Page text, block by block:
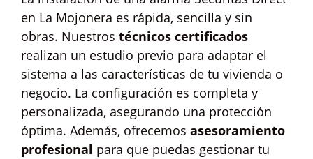
en La Mojonera es rápida, sencilla y sin
obras. Nuestros técnicos certificados
realizan un estudio previo para adaptar el
sistema a las características de tu vivienda o
negocio. La configuración es completa y
personalizada, asegurando una protección
óptima. Además, ofrecemos asesoramiento
profesional para que puedas gestionar tu